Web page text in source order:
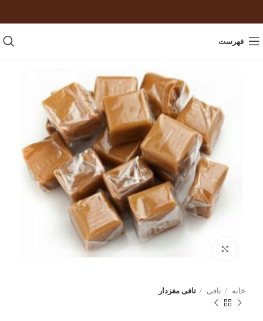
فهرست
برای بزرگنمایی کلیک کنید
خانه تافی تافی مغزدار